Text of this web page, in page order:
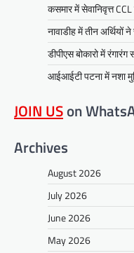
कसमार में सेवानिवृत्त
नावाडीह में तीन अर्थियों
डीपीएस बोकारो में
आईआईटी पटना में नशा
JOIN USon
Archives
August 2026
July 2026
June 2026
May 2026